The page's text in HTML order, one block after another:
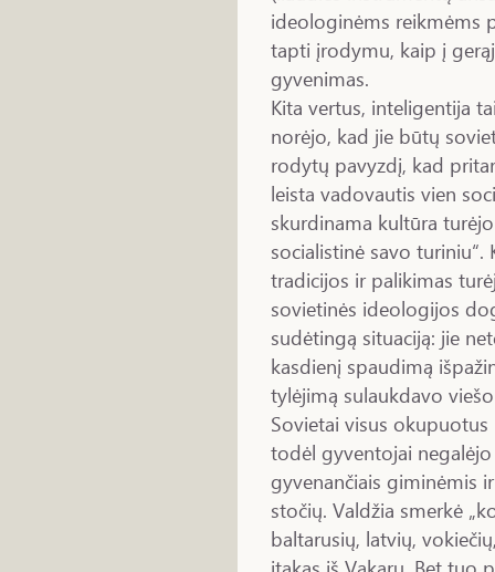
ideologinėms reikmėms
tapti įrodymu, kaip į
gyvenimas.
Kita vertus, inteligentija
norėjo, kad jie būtų
rodytų pavyzdį, kad
leista vadovautis vien
skurdinama kultūra
socialistinė savo
tradicijos ir palikimas
sovietinės ideologijos
sudėtingą situaciją: jie
kasdienį spaudimą
tylėjimą sulaukdavo
Sovietai visus
todėl gyventojai
gyvenančiais giminėmis
stočių. Valdžia smerkė
baltarusių, latvių,